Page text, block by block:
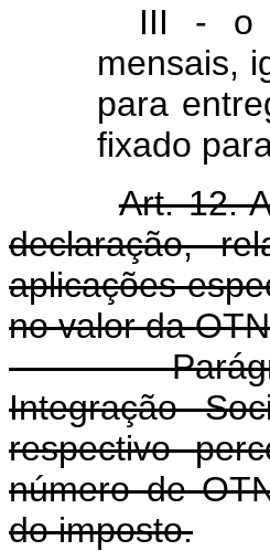
III - o
mensais,
para
fixado
Art. 12.
declaração,
aplicações
no valor da
Parágrafo
Integração
respectivo
número de
do imposto.